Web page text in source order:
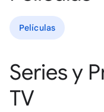
Películas
Series y
TV